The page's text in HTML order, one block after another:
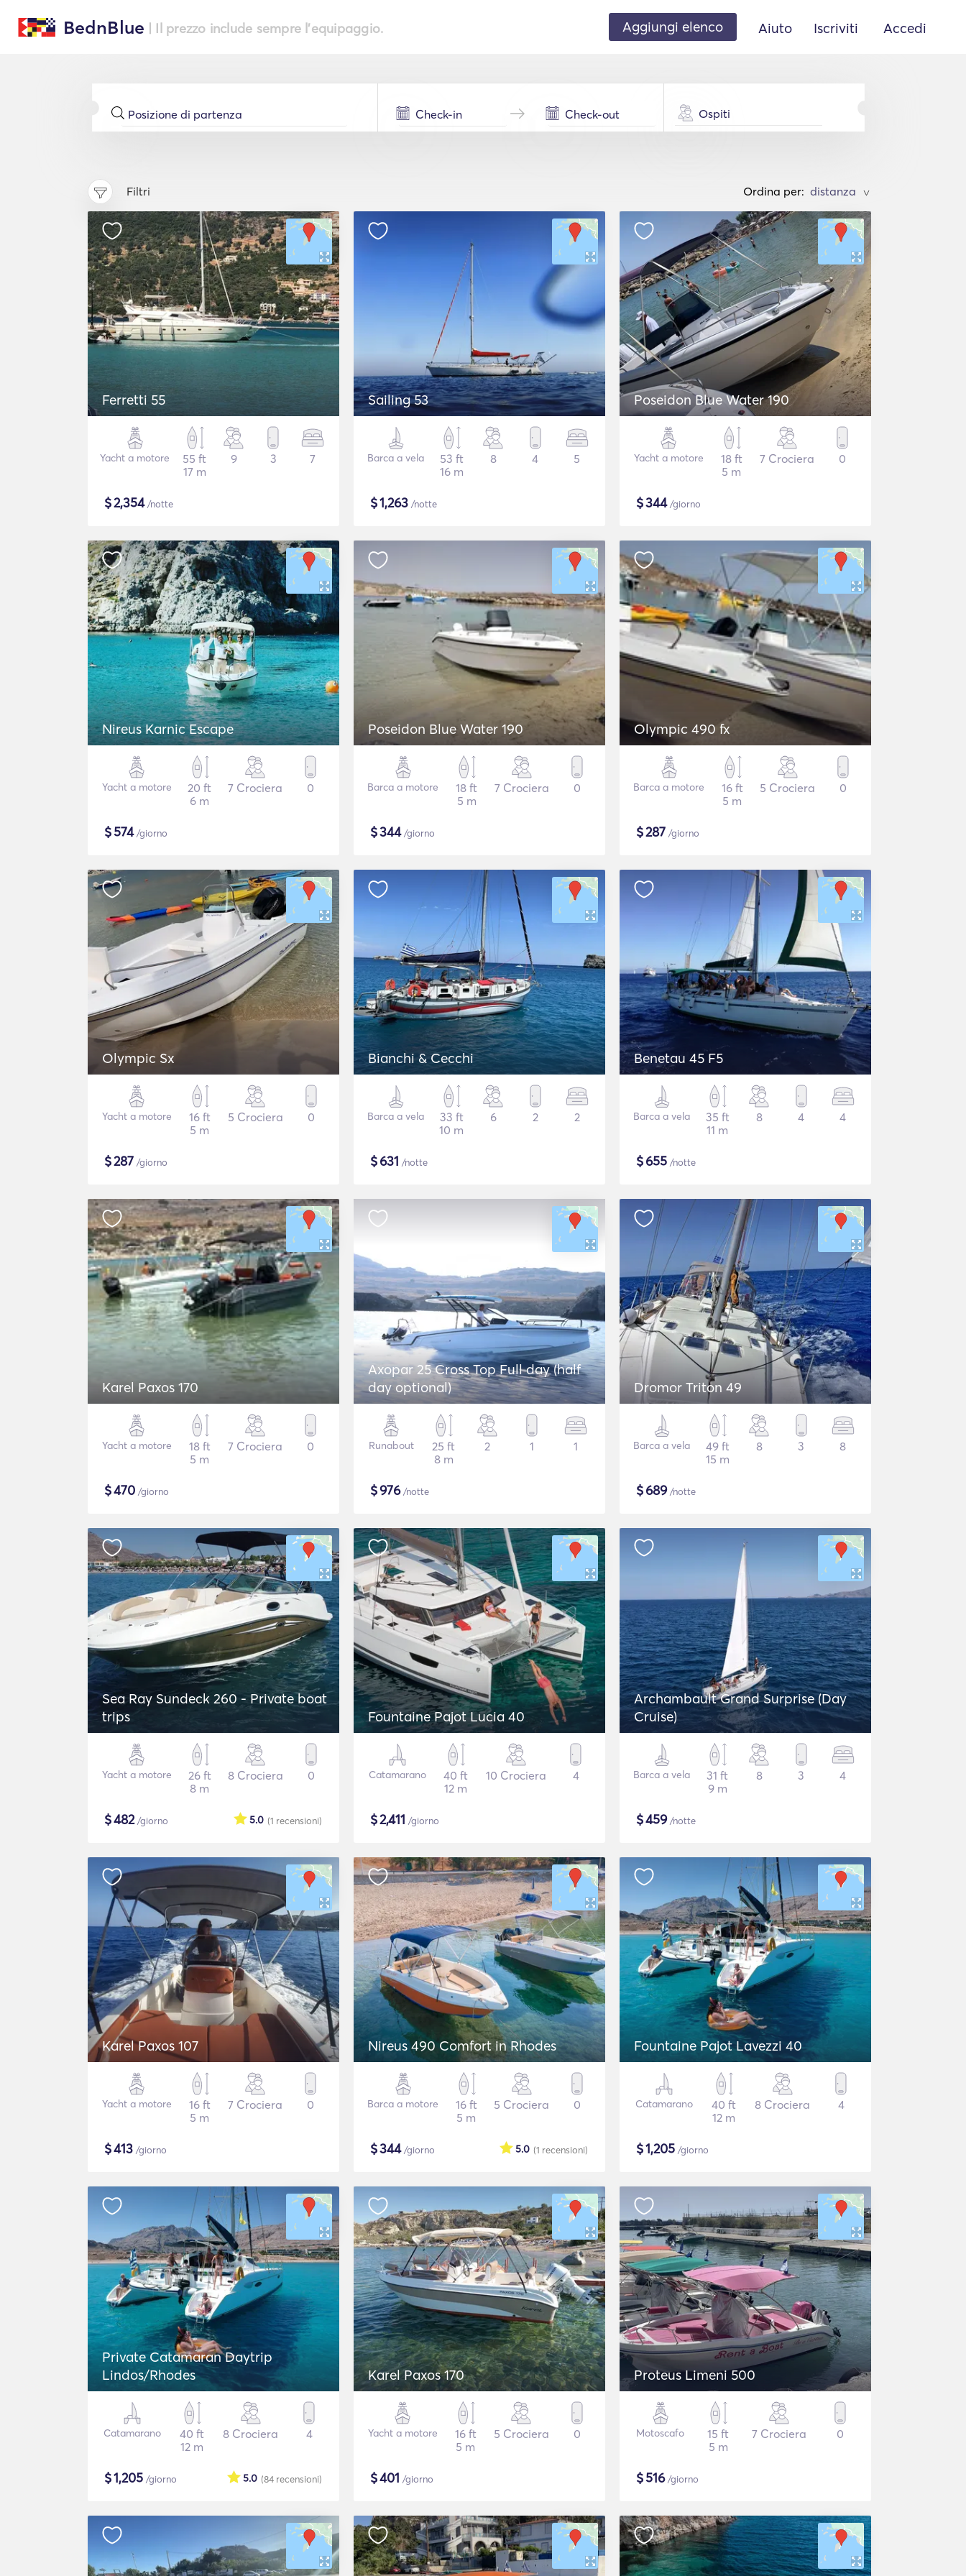
BednBlue | Il prezzo include sempre l'equipaggio. Aggiungi elenco Aiuto Iscriviti Accedi
Ospiti
Filtri Ordina per: >
Ferretti 55
Yacht a motore
55 ft
17 m
9 3 7
$2,354/notte
Sailing 53
Barca a vela
53 ft
16 m
8 4 5
$1,263 /notte
Poseidon Blue Water 190
Yacht a motore
18 ft
5 m
7 Crociera 0
$344/giorno
Nireus Karnic Escape
Yacht a motore
20 ft
6 m
7 Crociera 0
$574/giorno
Poseidon Blue Water 190
Barca a motore
18 ft
5 m
7 Crociera 0
$344/giorno
Olympic 490 fx
Barca a motore
16 ft
5 m
5 Crociera 0
$287 /giorno
Olympic Sx
Yacht a motore
16 ft
5 m
5 Crociera 0
$287 /giorno
Bianchi & Cecchi
Barca a vela
33 ft
10 m
6 2 2
$631 /notte
Benetau 45 F5
Barca a vela
35 ft
11 m
8 4 4
$655 /notte
Karel Paxos 170
Yacht a motore
18 ft
5 m
7 Crociera 0
$470 /giorno
Axopar 25 Cross Top Full day (half
day optional)
Runabout
25 ft
8 m
2 1 1
$976/notte
Dromor Triton 49
Barca a vela
49 ft
15 m
8 3 8
$689/notte
Sea Ray Sundeck 260 - Private boat
trips
Yacht a motore
26 ft
8 m
8 Crociera 0
$482/giorno (1 recensioni)
5.0
Fountaine Pajot Lucia 40
Catamarano
40 ft
12 m
10 Crociera 4
$2,411 /giorno
Archambault Grand Surprise (Day
Cruise)
Barca a vela
31 ft
9 m
8 3 4
$459/notte
Karel Paxos 107
Yacht a motore
16 ft
5 m
7 Crociera 0
$413 /giorno
Nireus 490 Comfort in Rhodes
Barca a motore
16 ft
5 m
5 Crociera 0
$344/giorno (1 recensioni)
5.0
Fountaine Pajot Lavezzi 40
Catamarano
40 ft
12 m
8 Crociera 4
$1,205 /giorno
Private Catamaran Daytrip
Lindos/Rhodes
Catamarano
40 ft
12 m
8 Crociera 4
$1,205 /giorno (84 recensioni)
5.0
Karel Paxos 170
Yacht a motore
16 ft
5 m
5 Crociera 0
$401 /giorno
Proteus Limeni 500
Motoscafo
15 ft
5 m
7 Crociera 0
$516/giorno